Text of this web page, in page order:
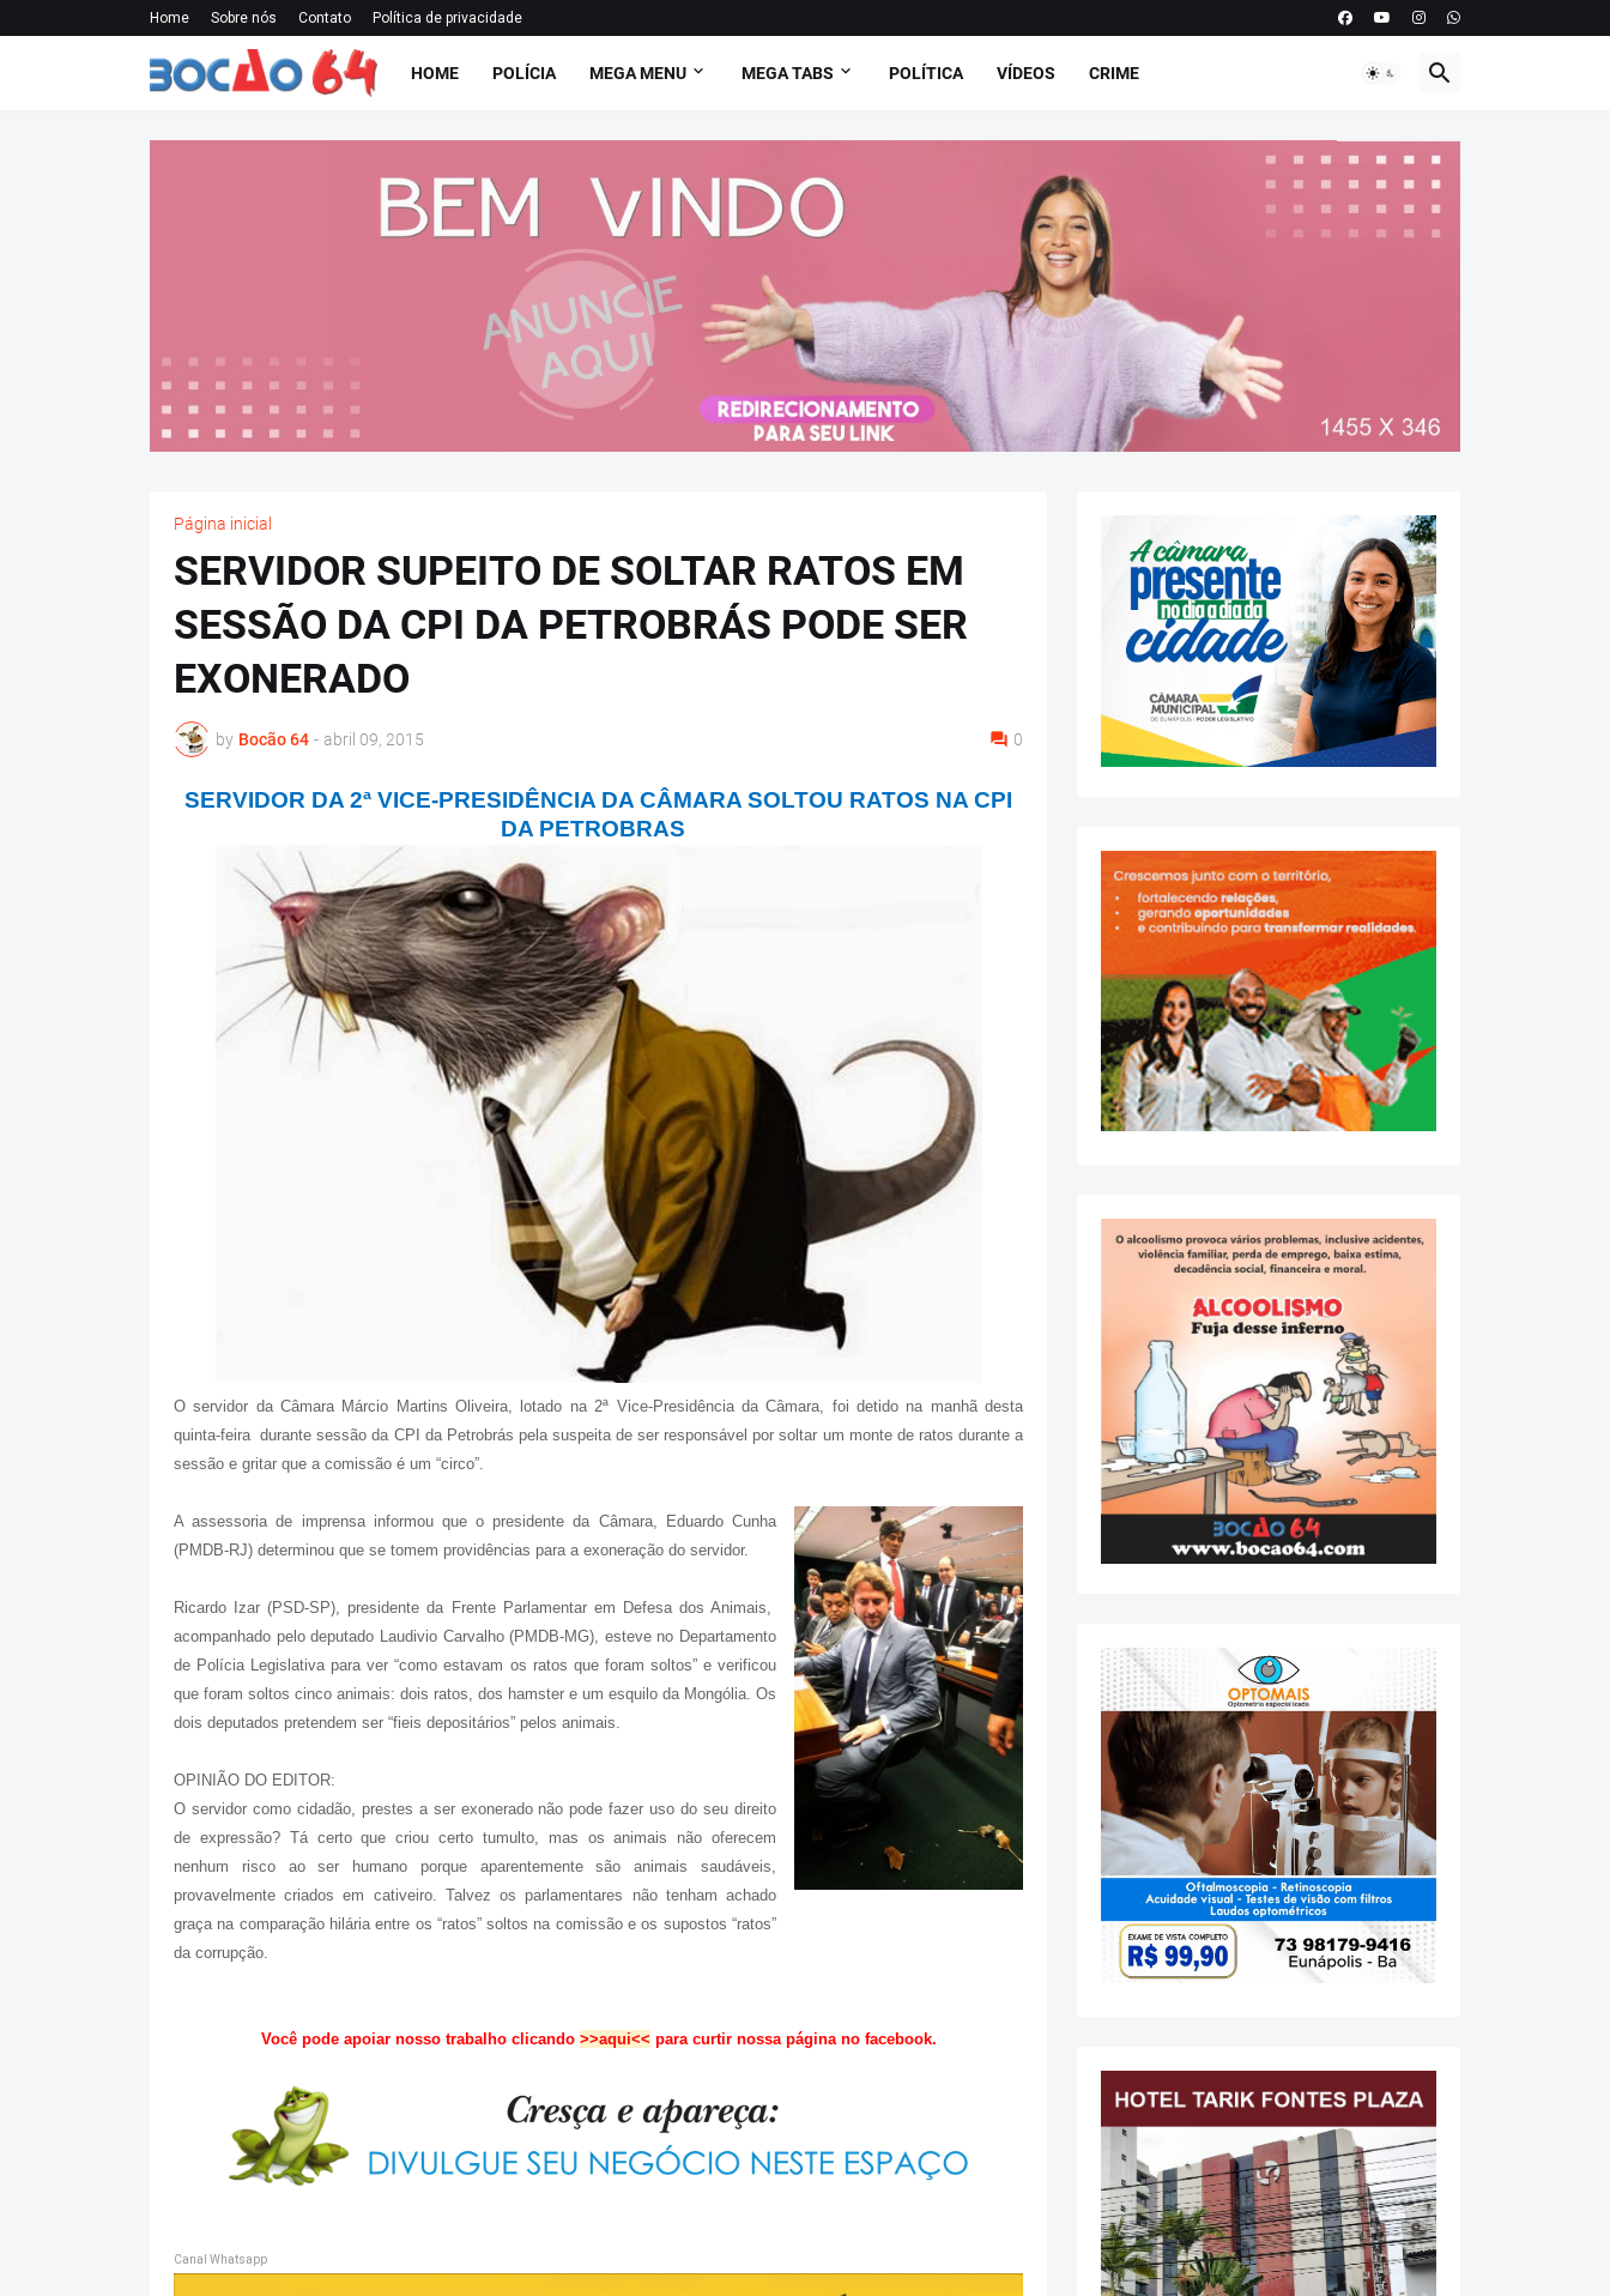
Home Sobre nós Contato Política de privacidade
HOME POLÍCIA MEGA MENU MEGA TABS POLÍTICA VÍDEOS CRIME
Página inicial
SERVIDOR SUPEITO DE SOLTAR RATOS EM
SESSÃO DA CPI DA PETROBRÁS PODE SER
EXONERADO
by Bocão 64 - abril 09, 2015 0
SERVIDOR DA 2ª VICE-PRESIDÊNCIA DA CÂMARA SOLTOU RATOS NA CPI
DA PETROBRAS
O servidor da Câmara Márcio Martins Oliveira, lotado na 2ª Vice-Presidência da Câmara, foi detido na manhã desta
quinta-feira durante sessão da CPI da Petrobrás pela suspeita de ser responsável por soltar um monte de ratos durante a
sessão e gritar que a comissão é um “circo”.
A assessoria de imprensa informou que o presidente da Câmara, Eduardo Cunha
(PMDB-RJ) determinou que se tomem providências para a exoneração do servidor.
Ricardo Izar (PSD-SP), presidente da Frente Parlamentar em Defesa dos Animais,
acompanhado pelo deputado Laudivio Carvalho (PMDB-MG), esteve no Departamento
de Polícia Legislativa para ver “como estavam os ratos que foram soltos” e verificou
que foram soltos cinco animais: dois ratos, dos hamster e um esquilo da Mongólia. Os
dois deputados pretendem ser “fieis depositários” pelos animais.
OPINIÃO DO EDITOR:
O servidor como cidadão, prestes a ser exonerado não pode fazer uso do seu direito
de expressão? Tá certo que criou certo tumulto, mas os animais não oferecem
nenhum risco ao ser humano porque aparentemente são animais saudáveis,
provavelmente criados em cativeiro. Talvez os parlamentares não tenham achado
graça na comparação hilária entre os “ratos” soltos na comissão e os supostos “ratos”
da corrupção.
Você pode apoiar nosso trabalho clicando >>aqui<< para curtir nossa página no facebook.
Canal Whatsapp